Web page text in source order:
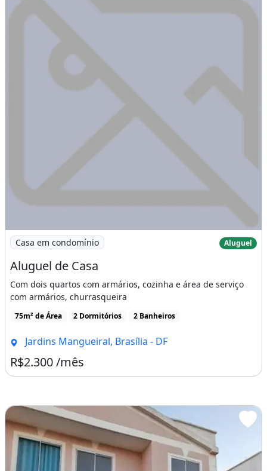
Imagem: Aluguel de Casa
Casa em condomínio Aluguel
Aluguel de Casa
Com dois quartos com armários, cozinha e área de serviço
com armários, churrasqueira
75m² de Área 2 Dormitórios 2 Banheiros
Jardins Mangueiral, Brasília - DF
R$2.300 /mês